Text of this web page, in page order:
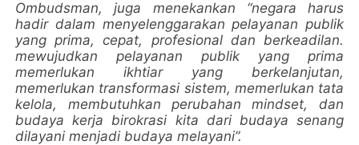
Ombudsman, juga menekankan “negara harus
hadir dalam menyelenggarakan pelayanan publik
yang prima, cepat, profesional dan berkeadilan.
mewujudkan pelayanan publik yang prima
memerlukan ikhtiar yang berkelanjutan,
memerlukan transformasi sistem, memerlukan tata
kelola, membutuhkan perubahan mindset, dan
budaya kerja birokrasi kita dari budaya senang
dilayani menjadi budaya melayani”.